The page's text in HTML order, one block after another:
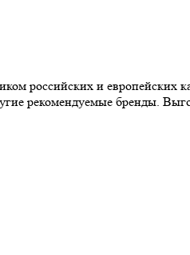
российских и
рекомендуемые бренды.